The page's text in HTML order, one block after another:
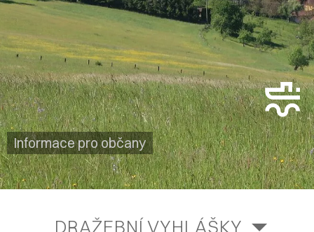
Informace pro občany
DRAŽEBNÍ VYHLÁŠKY